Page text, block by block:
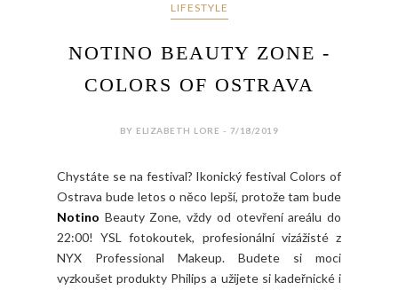
LIFESTYLE
NOTINO BEAUTY ZONE -
COLORS OF OSTRAVA
BY ELIZABETH LORE - 7/18/2019
Chystáte se na festival? Ikonický festival Colors of
Ostrava bude letos o něco lepší, protože tam bude
Notino Beauty Zone, vždy od otevření areálu do
22:00! YSL fotokoutek, profesionální vizážisté z
NYX Professional Makeup. Budete si moci
vyzkoušet produkty Philips a užijete si kadeřnické i